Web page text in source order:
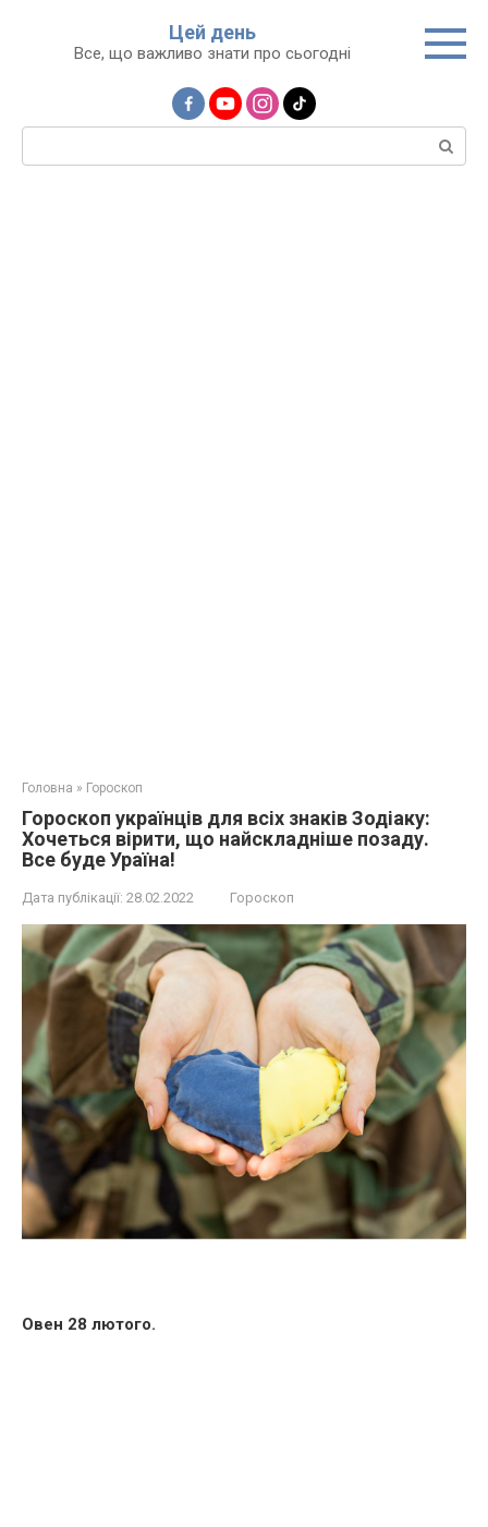
Цей день
Все, що важливо знати про сьогодні
Пошук:
Головна » Гороскоп
Гороскоп українців для всіх знаків Зодіаку:
Хочеться вірити, що найскладніше позаду.
Все буде Ураїна!
Дата публікації: 28.02.2022 Гороскоп
Овен 28 лютого.